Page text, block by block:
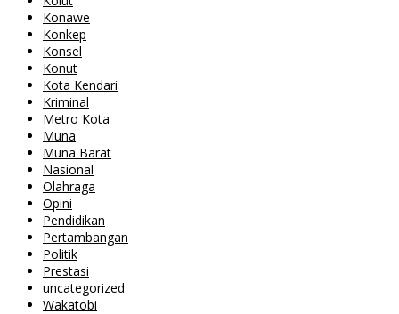
Konawe
Konkep
Konsel
Konut
Kota Kendari
Kriminal
Metro Kota
Muna
Muna Barat
Nasional
Olahraga
Opini
Pendidikan
Pertambangan
Politik
Prestasi
uncategorized
Wakatobi